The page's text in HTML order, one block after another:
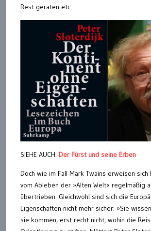
Rest geraten etc.
SIEHE AUCH: Der Fürst und seine Erben
Doch wie im Fall Mark Twains erweisen sich
vom Ableben der »Alten Welt« regelmäßig
übertrieben. Gleichwohl sind sich die
Eigenschaften nicht mehr sicher: »Sie
sie kommen, erst recht nicht, wohin die